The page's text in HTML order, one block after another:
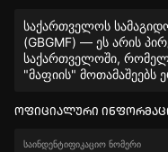
საქართველოს
(GBGMF) — ეს არის
საქართველოში,
"მაფიის" მოთამაშეებს
ოფიციალური
საინდენტიფიკაციო ნომერი